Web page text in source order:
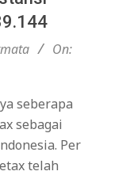
On:
seberapa
sebagai
Per
telah